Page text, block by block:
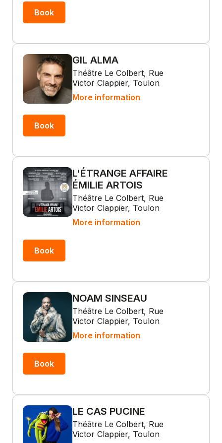
Book
GIL ALMA
Théâtre Le Colbert, Rue
Victor Clappier, Toulon
More information
Book
L'ÉTRANGE AFFAIRE
ÉMILIE ARTOIS
Théâtre Le Colbert, Rue
Victor Clappier, Toulon
More information
Book
NOAM SINSEAU
Théâtre Le Colbert, Rue
Victor Clappier, Toulon
More information
Book
LE CAS PUCINE
Théâtre Le Colbert, Rue
Victor Clappier, Toulon